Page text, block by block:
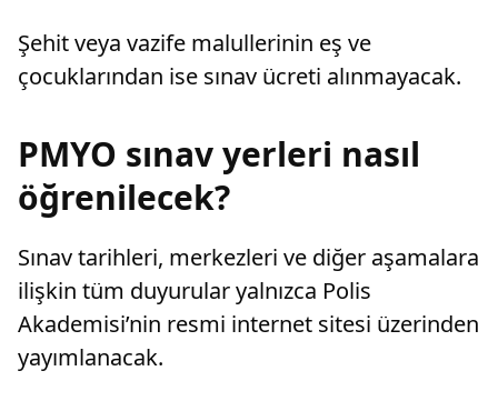
Şehit veya vazife malullerinin eş ve
çocuklarından ise sınav ücreti alınmayacak.
PMYO sınav yerleri nasıl
öğrenilecek?
Sınav tarihleri, merkezleri ve diğer aşamalara
ilişkin tüm duyurular yalnızca Polis
Akademisi’nin resmi internet sitesi üzerinden
yayımlanacak.